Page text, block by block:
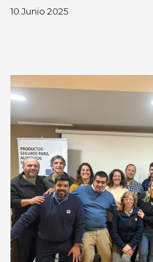
10 Junio 2025